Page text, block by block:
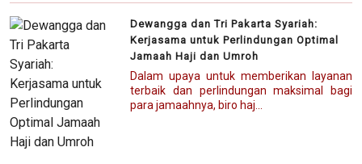
Dewangga dan Tri Pakarta Syariah:
Kerjasama untuk Perlindungan Optimal
Jamaah Haji dan Umroh
Dalam upaya untuk memberikan layanan
terbaik dan perlindungan maksimal bagi
para jamaahnya, biro haj...